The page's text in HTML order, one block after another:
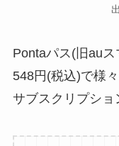
Pontaパス(旧au
548円(税込)で様
サブスクリプショ